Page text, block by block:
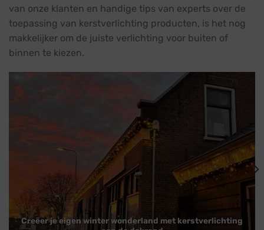
van onze klanten en handige tips van experts over de
toepassing van kerstverlichting producten, is het nog
makkelijker om de juiste verlichting voor buiten of
binnen te kiezen.
Creëer je eigen winter wonderland met kerstverlichting